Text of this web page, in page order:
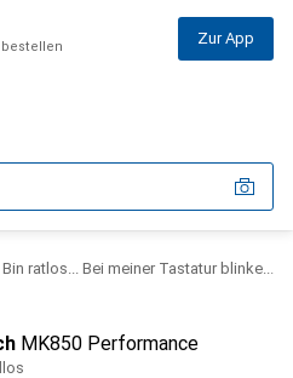
Zur App
Bin ratlos... Bei meiner Tastatur blinke...
MK850 Performance